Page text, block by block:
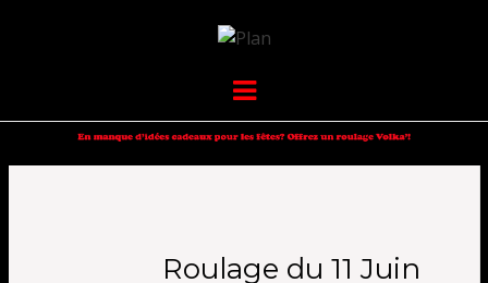
VOLKANIK-
ENDURANCE
Menu
Roulage du 11 Juin